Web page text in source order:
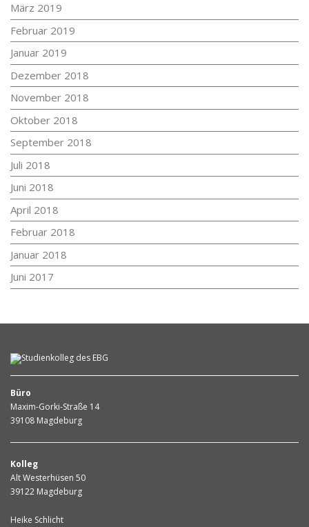
März 2019
Februar 2019
Januar 2019
Dezember 2018
November 2018
Oktober 2018
September 2018
Juli 2018
Juni 2018
April 2018
Februar 2018
Januar 2018
Juni 2017
Büro
Maxim-Gorki-Straße 14
39108 Magdeburg
Kolleg
Alt Westerhüsen 50
39122 Magdeburg
Heike Schlicht